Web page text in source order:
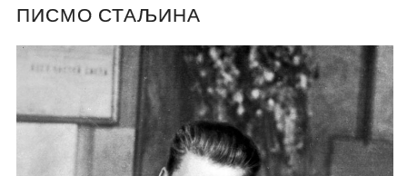
ПИСМО СТАЉИНА